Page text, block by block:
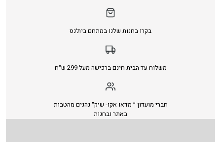
בקרו בחנות שלנו במתחם בית׳נס
משלוח עד הבית חינם ברכישה מעל 299 ש״ח
חברי מועדון ״ מדאו אקו- שיק״ נהנים מהטבות
באתר ובחנות